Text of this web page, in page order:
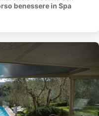
benessere in Spa